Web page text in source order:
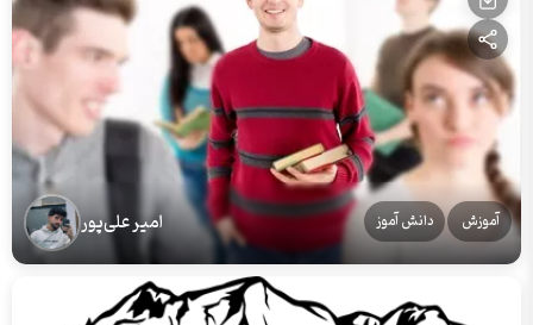
آموزش دانش آموز امیر علی‌پور